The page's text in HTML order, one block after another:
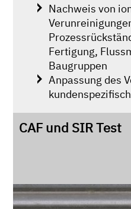
Nachweis von
Fertigung,
Baugruppen
Anpassung des
CAF und SIR Test